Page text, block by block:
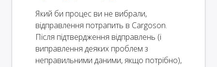
Який би процес ви не вибрали,
відправлення потрапить в Cargoson.
Після підтвердження відправлень (і
виправлення деяких проблем з
неправильними даними, якщо потрібно),